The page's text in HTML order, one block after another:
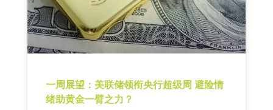
一周展望：美联储领衔央行超级周 避险情
绪助黄金一臂之力？